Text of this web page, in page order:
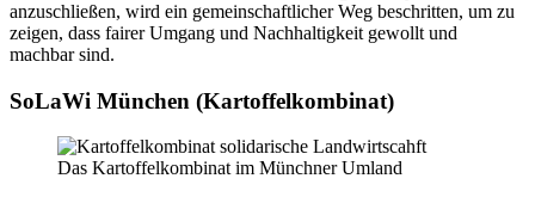
anzuschließen, wird ein gemeinschaftlicher Weg beschritten, um zu
zeigen, dass fairer Umgang und Nachhaltigkeit gewollt und
machbar sind.
SoLaWi München (Kartoffelkombinat)
Das Kartoffelkombinat im Münchner Umland